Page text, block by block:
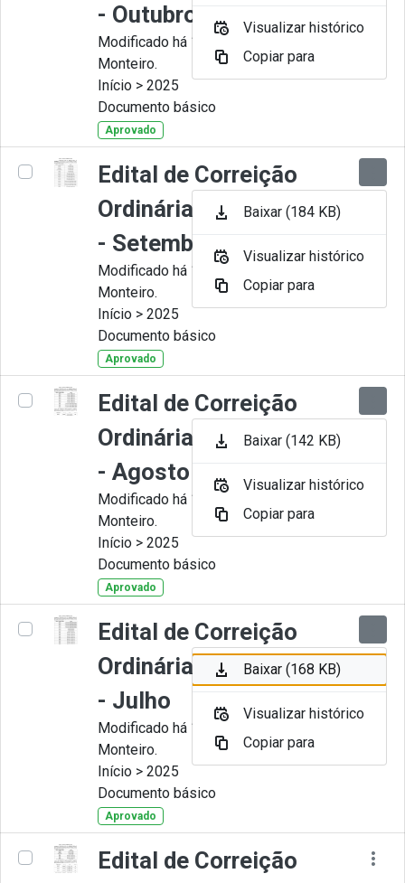
- Outubro
Modificado há 11 Meses por Juliana
Monteiro.
Início > 2025
Documento básico
Aprovado
Edital de Correição
Ordinária nº 009-2025
- Setembro
Modificado há 11 Meses por Juliana
Monteiro.
Início > 2025
Documento básico
Aprovado
Edital de Correição
Ordinária nº 008-2025
- Agosto
Modificado há 11 Meses por Juliana
Monteiro.
Início > 2025
Documento básico
Aprovado
Edital de Correição
Ordinária nº 007-2025
- Julho
Modificado há 11 Meses por Juliana
Monteiro.
Início > 2025
Documento básico
Aprovado
Edital de Correição
Visualizar histórico
Copiar para
Baixar (184 KB)
Visualizar histórico
Copiar para
Baixar (142 KB)
Visualizar histórico
Copiar para
Baixar (168 KB)
Visualizar histórico
Copiar para